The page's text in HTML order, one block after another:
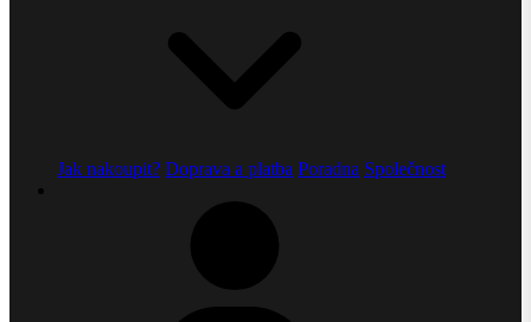
Jak nakoupit? Doprava a platba Poradna Společnost